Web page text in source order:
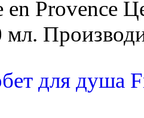
en Provence